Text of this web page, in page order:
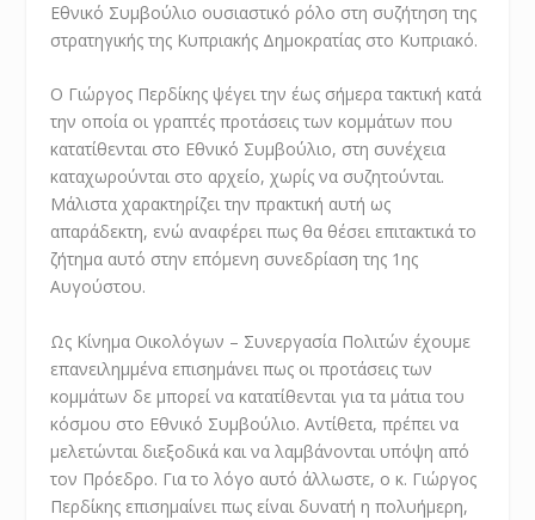
Εθνικό Συμβούλιο ουσιαστικό ρόλο στη συζήτηση της
στρατηγικής της Κυπριακής Δημοκρατίας στο Κυπριακό.
Ο Γιώργος Περδίκης ψέγει την έως σήμερα τακτική κατά
την οποία οι γραπτές προτάσεις των κομμάτων που
κατατίθενται στο Εθνικό Συμβούλιο, στη συνέχεια
καταχωρούνται στο αρχείο, χωρίς να συζητούνται.
Μάλιστα χαρακτηρίζει την πρακτική αυτή ως
απαράδεκτη, ενώ αναφέρει πως θα θέσει επιτακτικά το
ζήτημα αυτό στην επόμενη συνεδρίαση της 1ης
Αυγούστου.
Ως Κίνημα Οικολόγων – Συνεργασία Πολιτών έχουμε
επανειλημμένα επισημάνει πως οι προτάσεις των
κομμάτων δε μπορεί να κατατίθενται για τα μάτια του
κόσμου στο Εθνικό Συμβούλιο. Αντίθετα, πρέπει να
μελετώνται διεξοδικά και να λαμβάνονται υπόψη από
τον Πρόεδρο. Για το λόγο αυτό άλλωστε, ο κ. Γιώργος
Περδίκης επισημαίνει πως είναι δυνατή η πολυήμερη,